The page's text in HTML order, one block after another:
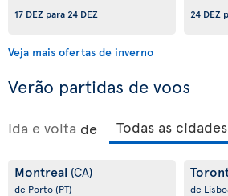
17 DEZ para24 DEZ
24 DEZ
Veja mais ofertas de inverno
Verão partidas de voos
Ida e volta de
Montreal (CA)
de Porto(PT) de